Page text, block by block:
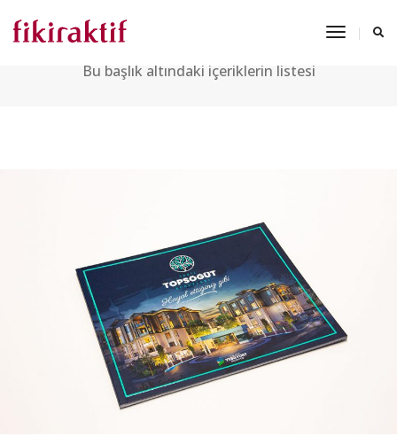
Toggle
KATALOG
Bu başlık altındaki içeriklerin listesi
YEŞIL TOPSÖĞÜT EVLERI KATALOG TASARIMI